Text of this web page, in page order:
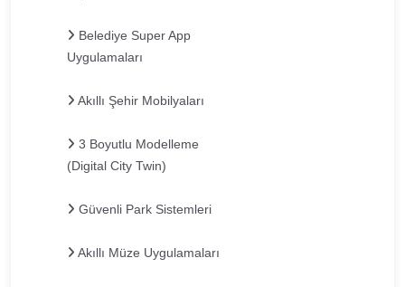
Belediye Super App
Uygulamaları
Akıllı Şehir Mobilyaları
3 Boyutlu Modelleme
(Digital City Twin)
Güvenli Park Sistemleri
Akıllı Müze Uygulamaları